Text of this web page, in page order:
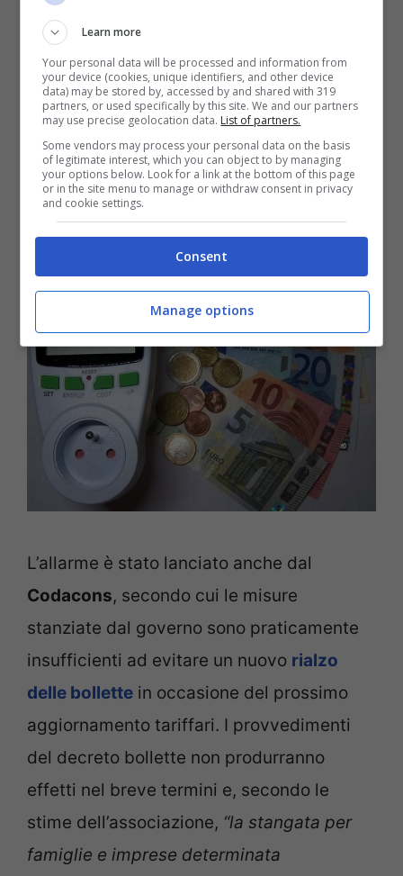
Alla luce di tale situazione, le misure
approvate dal governo appaiono del tutto
inadeguate ad affrontare le gravi
emergenze in corso, e per questo
Assoutenti assieme ad altre associazioni
dei consumatori si prepara a proteste e
forme di lotta legale a tutela delle tasche
delle famiglie”, conclude Truzzi.
L’allarme è stato lanciato anche dal
Codacons, secondo cui le misure
stanziate dal governo sono praticamente
insufficienti ad evitare un nuovo rialzo
delle bollette in occasione del prossimo
aggiornamento tariffari. I provvedimenti
del decreto bollette non produrranno
effetti nel breve termini e, secondo le
stime dell’associazione, “la stangata per
famiglie e imprese determinata
Learn more
Your personal data will be processed and information from
your device (cookies, unique identifiers, and other device
data) may be stored by, accessed by and shared with 319
partners, or used specifically by this site. We and our partners
may use precise geolocation data. List of partners.
Some vendors may process your personal data on the basis
of legitimate interest, which you can object to by managing
your options below. Look for a link at the bottom of this page
or in the site menu to manage or withdraw consent in privacy
and cookie settings.
Consent
Manage options